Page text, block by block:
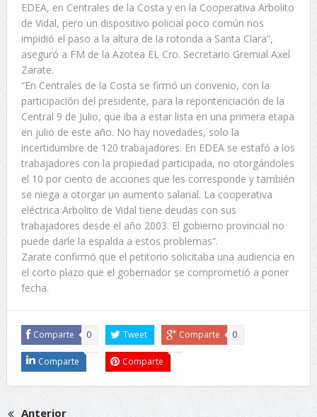
EDEA, en Centrales de la Costa y en la Cooperativa Arbolito
de Vidal, pero un dispositivo policial poco común nos
impidió el paso a la altura de la rotonda a Santa Clara”,
aseguró a FM de la Azotea EL Cro. Secretario Gremial Axel
Zarate.
“En Centrales de la Costa se firmó un convenio, con la
participación del presidente, para la repontenciación de la
Central 9 de Julio, que iba a estar lista en una primera etapa
en julio de este año. No hay novedades, solo la
incertidumbre de 120 trabajadores. En EDEA se estafó a los
trabajadores con la propiedad participada, no otorgándoles
el 10 por ciento de acciones que les corresponde y también
se niega a otorgar un aumento salarial. La cooperativa
eléctrica Arbolito de Vidal tiene deudas con sus
trabajadores desde el año 2003. El gobierno provincial no
puede darle la espalda a estos problemas”.
Zarate confirmó que el petitorio solicitaba una audiencia en
el corto plazo que el gobernador se comprometió a poner
fecha.
Comparte 0 Tweet Comparte 0
Comparte Comparte
Anterior